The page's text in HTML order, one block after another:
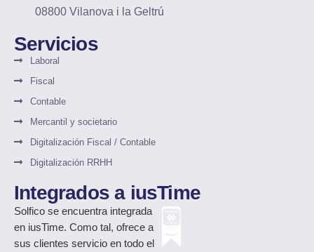
08800 Vilanova i la Geltrú
Servicios
Laboral
Fiscal
Contable
Mercantil y societario
Digitalización Fiscal / Contable
Digitalización RRHH
Integrados a iusTime
Solfico se encuentra integrada
en iusTime. Como tal, ofrece a
sus clientes servicio en todo el